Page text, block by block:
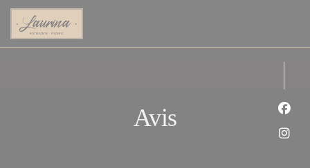
Personnalisation de vos choix en matière de cookies
Avis